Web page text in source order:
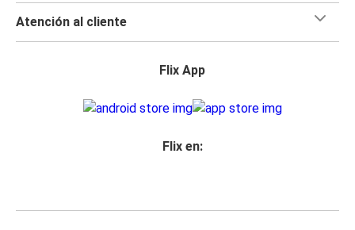
Atención al cliente
Flix App
Flix en: